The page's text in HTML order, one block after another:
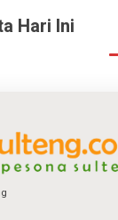
Hari Ini